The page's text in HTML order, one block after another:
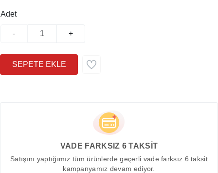
Adet
- +
VADE FARKSIZ 6 TAKSİT
Satışını yaptığımız tüm ürünlerde geçerli vade farksız 6 taksit
kampanyamız devam ediyor.